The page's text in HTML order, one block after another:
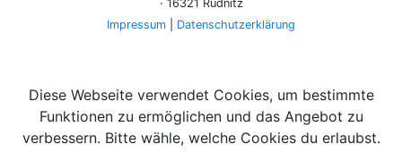
· 16321 Rüdnitz
Impressum
Datenschutzerklärung
Diese Webseite verwendet Cookies, um bestimmte
Funktionen zu ermöglichen und das Angebot zu
verbessern. Bitte wähle, welche Cookies du erlaubst.